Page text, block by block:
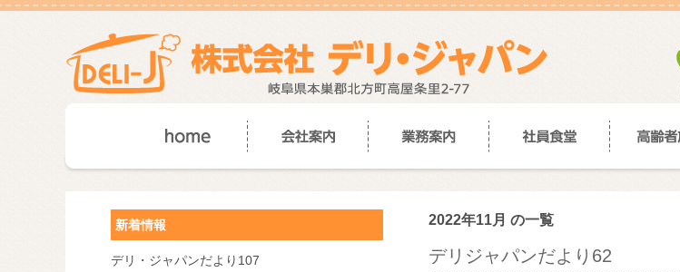
2022年11月 の一覧
デリジャパンだより62
新着情報
デリ・ジャパンだより107